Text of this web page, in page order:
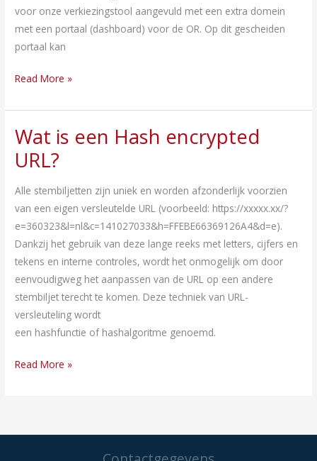
voor onze verkiezingstool aangevuld met een extra domein
met een portaal (dashboard) voor de OR. Op dit gescheiden
portaal kan
Read More »
Wat is een Hash encrypted
URL?
Alle stembiljetten zijn uniek en worden afzonderlijk voorzien
van een eigen versleutelde URL (voorbeeld: https://xxxxx.xx/?
e=360323&l=nl&c=141027033&h=FFEBE66369126A4&d=e).
Dankzij het gebruik van deze lange reeks met letters, cijfers en
tekens en interne controles, wordt het onmogelijk om door
eenvoudigweg het aanpassen van de URL op een andere
stembiljet terecht te komen. Deze techniek van URL-
versleuteling wordt
een hashfunctie of hashalgoritme genoemd.
Wat
is
een
Hash
encrypted
URL?
Read More »